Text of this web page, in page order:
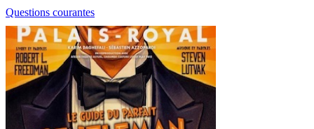
Questions courantes